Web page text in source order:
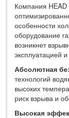
Компания
особенности
оборудование
возникнет
эксплуатацией
Абсолютная
технологий
высоких
риск взрыва и
Высокая